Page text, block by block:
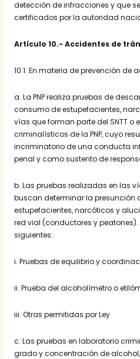
detección de infracciones y que
certificados por la autoridad
Artículo 10.- Accidentes de
10.1. En materia de prevención de
a. La PNP realiza pruebas de
consumo de estupefacientes,
vías que forman parte del SNTT o
criminalísticos de la PNP, cuyo
incriminatorio de una conducta
penal y como sustento de
b. Las pruebas realizadas en las
buscan determinar la presunción
estupefacientes, narcóticos y
red vial (conductores y peatones).
siguientes:
i. Pruebas de equilibrio y
ii. Prueba del alcoholímetro o
iii. Otras permitidas por Ley
c. Las pruebas en laboratorio
grado y concentración de